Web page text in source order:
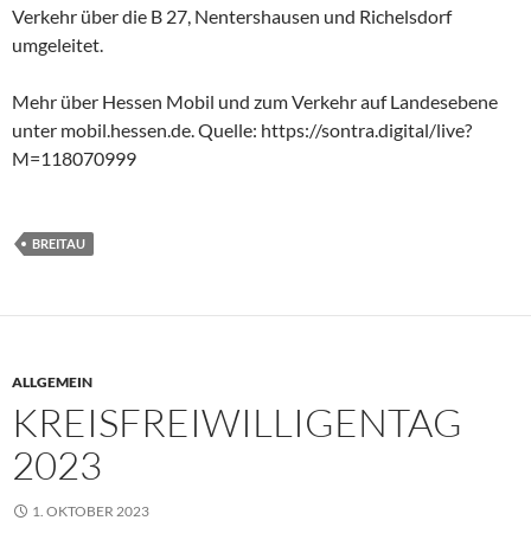
Verkehr über die B 27, Nentershausen und Richelsdorf
umgeleitet.
Mehr über Hessen Mobil und zum Verkehr auf Landesebene
unter mobil.hessen.de. Quelle: https://sontra.digital/live?
M=118070999
BREITAU
ALLGEMEIN
KREISFREIWILLIGENTAG
2023
1. OKTOBER 2023